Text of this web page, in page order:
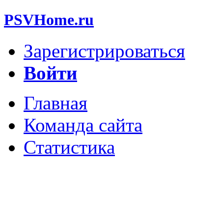
PSVHome.ru
Зарегистрироваться
Войти
Главная
Команда сайта
Статистика